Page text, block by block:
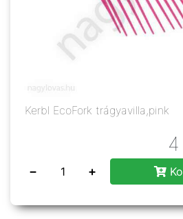
Kerbl EcoFork trágyavilla,pink
− +